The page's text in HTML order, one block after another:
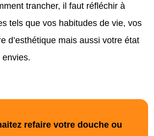
trancher, il faut réfléchir à
tels que vos habitudes de vie, vos
d’esthétique mais aussi votre état
refaire votre douche ou